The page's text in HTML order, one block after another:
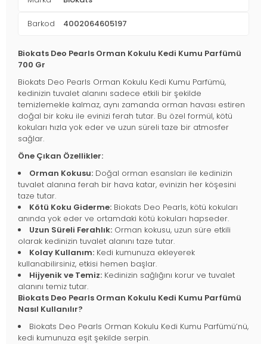
Barkod 4002064605197
Biokats Deo Pearls Orman Kokulu Kedi Kumu Parfümü
700 Gr
Biokats Deo Pearls Orman Kokulu Kedi Kumu Parfümü,
kedinizin tuvalet alanını sadece etkili bir şekilde
temizlemekle kalmaz, aynı zamanda orman havası estiren
doğal bir koku ile evinizi ferah tutar. Bu özel formül, kötü
kokuları hızla yok eder ve uzun süreli taze bir atmosfer
sağlar.
Öne Çıkan Özellikler:
Orman Kokusu: Doğal orman esansları ile kedinizin
tuvalet alanına ferah bir hava katar, evinizin her köşesini
taze tutar.
Kötü Koku Giderme: Biokats Deo Pearls, kötü kokuları
anında yok eder ve ortamdaki kötü kokuları hapseder.
Uzun Süreli Ferahlık: Orman kokusu, uzun süre etkili
olarak kedinizin tuvalet alanını taze tutar.
Kolay Kullanım: Kedi kumunuza ekleyerek
kullanabilirsiniz, etkisi hemen başlar.
Hijyenik ve Temiz: Kedinizin sağlığını korur ve tuvalet
alanını temiz tutar.
Biokats Deo Pearls Orman Kokulu Kedi Kumu Parfümü
Nasıl Kullanılır?
Biokats Deo Pearls Orman Kokulu Kedi Kumu Parfümü’nü,
kedi kumunuza eşit şekilde serpin.